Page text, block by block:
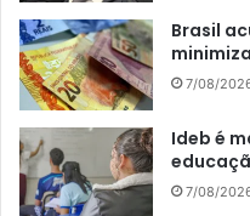
Brasil
7/08/
Ideb é
7/08/